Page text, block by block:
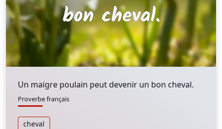
Un maigre poulain peut devenir un bon cheval.
Proverbe français
cheval